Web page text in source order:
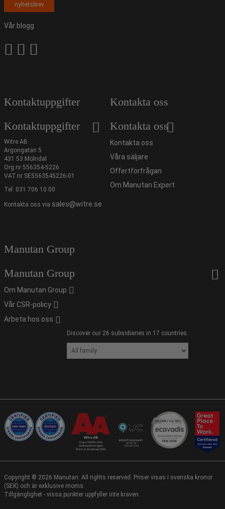
nyhetsbrev
Vår blogg
Kontaktuppgifter
Kontaktuppgifter
Witre AB
Argongatan 5
431 53 Mölndal
Org.nr 556354-5226
VAT.nr SE5563545226-01
Tel: 031 706 10 00
Kontakta oss via sales@witre.se
Kontakta oss
Kontakta oss
Kontakta oss
Våra säljare
Offertförfrågan
Om Manutan Expert
Manutan Group
Manutan Group
Om Manutan Group
Vår CSR-policy
Arbeta hos oss
Discover our 26 subsidiaries in 17 countries.
Copyright © 2026 Manutan. All rights reserved. Priser visas i svenska kronor
(SEK) och är exklusive moms.
Tillgänglighet - vissa punkter uppfyller inte kraven.